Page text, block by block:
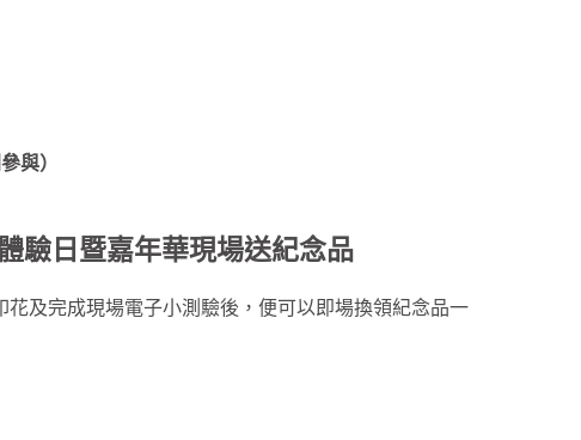
與）
驗日暨嘉年華現場送紀念品
及完成現場電子小測驗後，便可以即場換領紀念品一